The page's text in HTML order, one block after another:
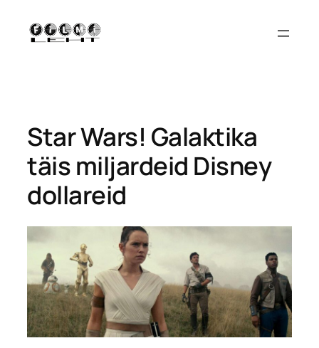
sisu
juurde
Star Wars! Galaktika
täis miljardeid Disney
dollareid